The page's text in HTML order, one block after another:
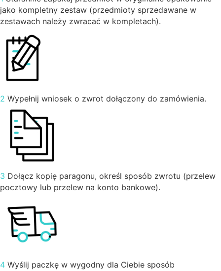
jako kompletny zestaw (przedmioty sprzedawane w
zestawach należy zwracać w kompletach).
2 Wypełnij wniosek o zwrot dołączony do zamówienia.
3 Dołącz kopię paragonu, określ sposób zwrotu (przelew
pocztowy lub przelew na konto bankowe).
4 Wyślij paczkę w wygodny dla Ciebie sposób